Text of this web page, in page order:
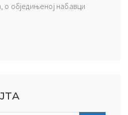
о обједињеној набавци